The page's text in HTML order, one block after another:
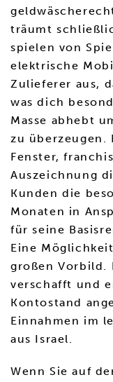
träumt
spielen von
elektrische
Zulieferer aus,
was dich
Masse abhebt
zu überzeugen.
Fenster,
Auszeichnung
Kunden die
Monaten in
für seine
Eine
großen Vorbild.
verschafft und
Kontostand
Einnahmen im
aus Israel.
Wenn Sie auf